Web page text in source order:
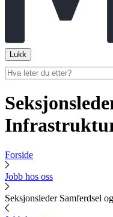
Lukk
Forside
Jobb hos oss
Seksjonsleder Samferdsel